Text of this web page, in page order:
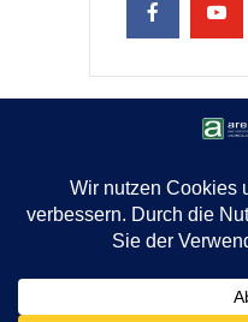
COPYRIGHT ©